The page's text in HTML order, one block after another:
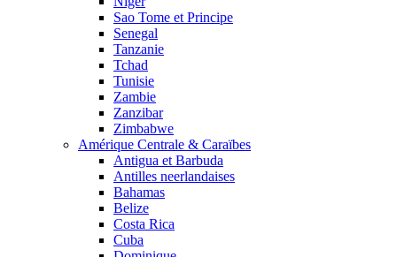
Sao Tome et Principe
Senegal
Tanzanie
Tchad
Tunisie
Zambie
Zanzibar
Zimbabwe
Amérique Centrale & Caraïbes
Antigua et Barbuda
Antilles neerlandaises
Bahamas
Belize
Costa Rica
Cuba